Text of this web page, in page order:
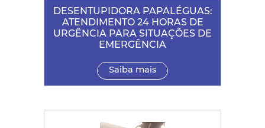
DESENTUPIDORA PAPALÉGUAS:
ATENDIMENTO 24 HORAS DE
URGÊNCIA PARA SITUAÇÕES DE
EMERGÊNCIA
Saiba mais